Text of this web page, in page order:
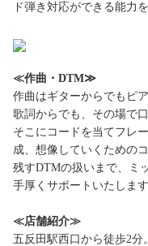
ド弾き対応ができる能力
≪作曲・DTM≫
作曲はギターからでもピ
歌詞からでも、その場で
そこにコードを当てフレ
成、想像していくための
残すDTMの扱いまで、ミ
手厚くサポートいたします
≪店舗紹介≫
五反田駅西口から徒歩2